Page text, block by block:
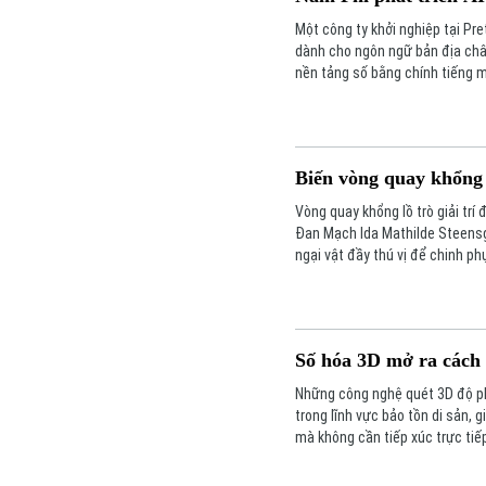
Một công ty khởi nghiệp tại
dành cho ngôn ngữ bản địa
nền tảng số bằng chính tiếng
Biến vòng quay
Vòng quay khổng lồ trò giải trí
Đan Mạch Ida Mathilde
ngại vật đầy thú vị để chinh
Số hóa 3D mở ra
Những công nghệ quét 3D độ
trong lĩnh vực bảo tồn di sản,
mà không cần tiếp xúc trực